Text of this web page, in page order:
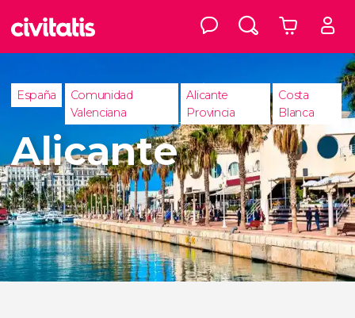
España
Comunidad
Valenciana
Alicante
Provincia
Costa
Blanca
Alicante